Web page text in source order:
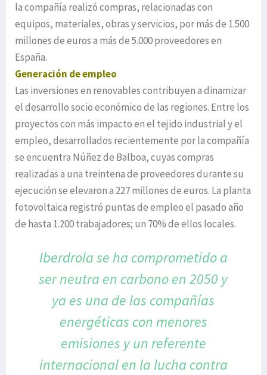
la compañía realizó compras, relacionadas con
equipos, materiales, obras y servicios, por más de 1.500
millones de euros a más de 5.000 proveedores en
España.
Generación de empleo
Las inversiones en renovables contribuyen a dinamizar
el desarrollo socio económico de las regiones. Entre los
proyectos con más impacto en el tejido industrial y el
empleo, desarrollados recientemente por la compañía
se encuentra Núñez de Balboa, cuyas compras
realizadas a una treintena de proveedores durante su
ejecución se elevaron a 227 millones de euros. La planta
fotovoltaica registró puntas de empleo el pasado año
de hasta 1.200 trabajadores; un 70% de ellos locales.
Iberdrola se ha comprometido a
ser neutra en carbonoen 2050 y
ya es una de las compañías
energéticas conmenores
emisiones y un referente
internacional en la lucha contra